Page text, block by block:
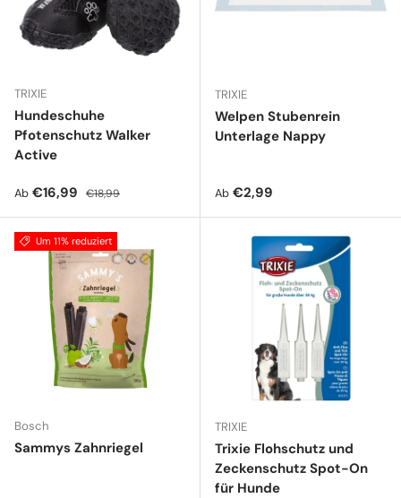
TRIXIE
Hundeschuhe
Pfotenschutz Walker
Active
Verkaufspreis
Ab €16,99 Normaler Preis
€18,99
TRIXIE
Welpen Stubenrein
Unterlage Nappy
Normaler Preis
Ab €2,99
Um 11% reduziert
Bosch
Sammys Zahnriegel
TRIXIE
Trixie Flohschutz und
Zeckenschutz Spot-On
für Hunde